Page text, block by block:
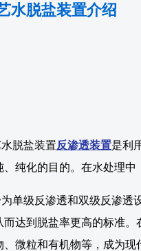
水脱盐装置介绍
脱盐装置反渗透装置是利
纯化的目的。在水处理
级反渗透和双级反渗透
而达到脱盐率更高的标准
微粒和有机物等，成为现